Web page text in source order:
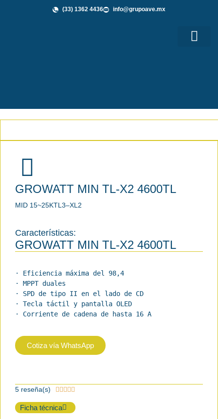
(33) 1362 4436 info@grupoave.mx
GROWATT MIN TL-X2 4600TL
MID 15~25KTL3–XL2
Características:
GROWATT MIN TL-X2 4600TL
· Eficiencia máxima del 98,4
· MPPT duales
· SPD de tipo II en el lado de CD
· Tecla táctil y pantalla OLED
· Corriente de cadena de hasta 16 A
Cotiza vía WhatsApp
5 reseña(s)     
Ficha técnica